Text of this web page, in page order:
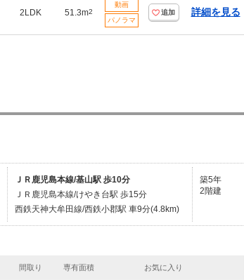
2LDK 51.3m2
動画
パノラマ
追加 詳細を見る
ＪＲ鹿児島本線/基山駅 歩10分
ＪＲ鹿児島本線/けやき台駅 歩15分
西鉄天神大牟田線/西鉄小郡駅 車9分(4.8km)
築5年
2階建
間取り 専有面積 お気に入り